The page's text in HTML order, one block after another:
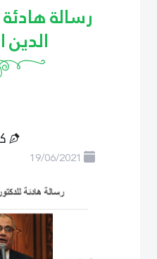
رسالة
الدين
19/06/2021